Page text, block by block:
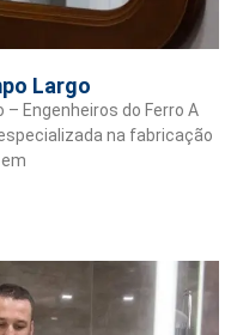
Largo
Engenheiros do Ferro A
na fabricação